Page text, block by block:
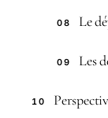
08 Le
09 Les
10